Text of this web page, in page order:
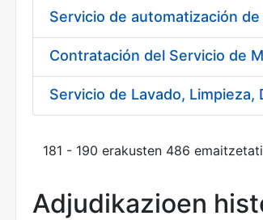
Servicio de automatización
Contratación del Servicio de
181 - 190 erakusten 486
Adjudikazioen